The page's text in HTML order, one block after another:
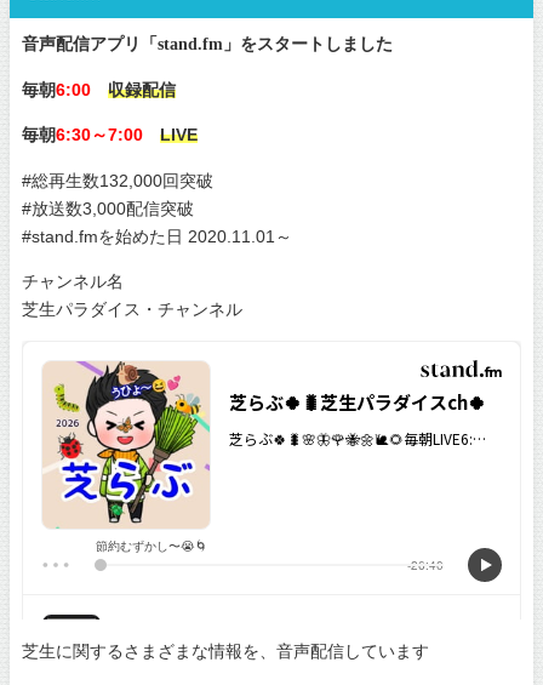
音声配信アプリ「stand.fm」をスタートしました
毎朝6:00 収録配信
毎朝6:30～7:00 LIVE
#総再生数132,000回突破
#放送数3,000配信突破
#stand.fmを始めた日 2020.11.01～
チャンネル名
芝生パラダイス・チャンネル
芝生に関するさまざまな情報を、音声配信しています